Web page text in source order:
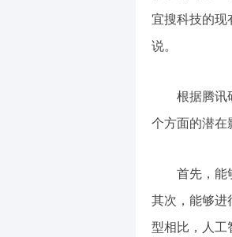
宜搜科技的现
说。
根据腾讯
个方面的潜在
首先，能
其次，能够进
型相比，人工